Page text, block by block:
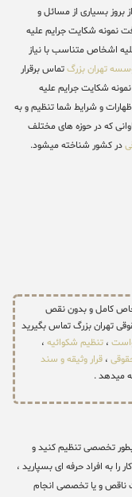
بسیاری از مسائل و
نمونه شکایت جرایم علیه
اشخاص متناسب با نیاز
تهران بزرگتماس برقرار
شکایت جرایم علیه
و شرایط شما تنظیم و به
که در حوزه های مختلف
در کشور شناخته میشود.
کامل و بدون نقص
تهران بزرگ تماس بگیرید
، تنظیم شکوائیه ،
، قرار وثیقه و سند
میدهد .
تخصصی تنظیم کنید و
به افراد حرفه ای بسپارید ،
ناقص و یا تخصصی انجام